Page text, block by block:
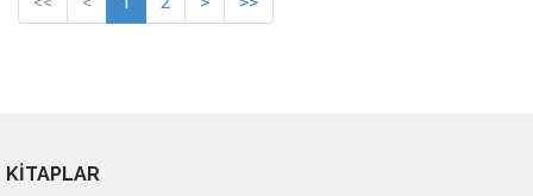
KİTAPLAR